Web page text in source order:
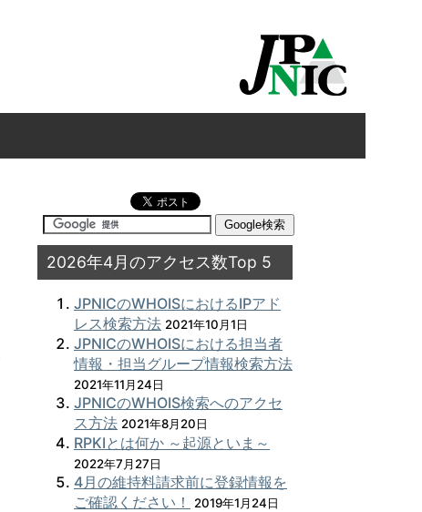
2026年4月のアクセス数Top 5
JPNICのWHOISにおけるIPアド
レス検索方法 2021年10月1日
JPNICのWHOISにおける担当者
情報・担当グループ情報検索方法
2021年11月24日
JPNICのWHOIS検索へのアクセ
ス方法 2021年8月20日
RPKIとは何か ～起源といま～
2022年7月27日
4月の維持料請求前に登録情報を
ご確認ください！
2019年1月24日